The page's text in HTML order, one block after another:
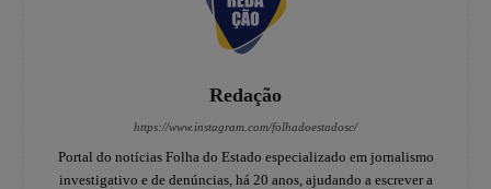
Redação
https://www.instagram.com/folhadoestadosc/
Portal do notícias Folha do Estado especializado em jornalismo
investigativo e de denúncias, há 20 anos, ajudando a escrever a